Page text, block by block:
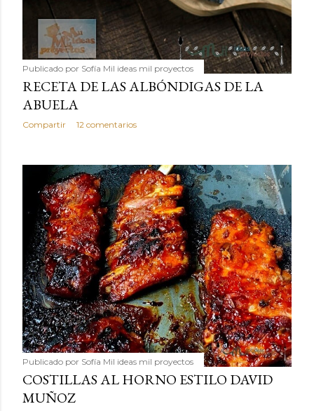
Publicado por Sofía Mil ideas mil proyectos
RECETA DE LAS ALBÓNDIGAS DE LA
ABUELA
Compartir 12 comentarios
Publicado por Sofía Mil ideas mil proyectos
COSTILLAS AL HORNO ESTILO DAVID
MUÑOZ